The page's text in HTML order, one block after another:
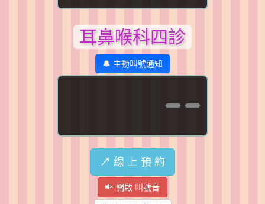
耳鼻喉科四診
🔔 主動叫號通知
--
↗️ 線 上 預 約
開啟 叫號音